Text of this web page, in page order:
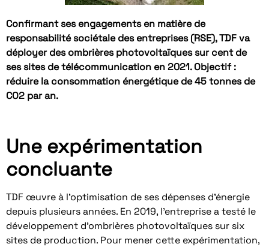
Confirmant ses engagements en matière de
responsabilité sociétale des entreprises (RSE), TDF va
déployer des ombrières photovoltaïques sur cent de
ses sites de télécommunication en 2021. Objectif :
réduire la consommation énergétique de 45 tonnes de
CO2 par an.
Une expérimentation
concluante
TDF œuvre à l’optimisation de ses dépenses d’énergie
depuis plusieurs années. En 2019, l’entreprise a testé le
développement d’ombrières photovoltaïques sur six
sites de production. Pour mener cette expérimentation,